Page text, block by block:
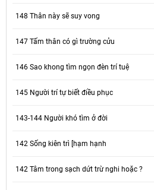
148 Thân này sẽ suy vong
147 Tấm thân có gì trường cửu
146 Sao khong tìm ngọn đèn trí tuệ
145 Người trí tự biết điều phục
143-144 Người khó tìm ở đời
142 Sống kiên trì [hạm hạnh
142 Tâm trong sạch dứt trừ nghi hoặc ?